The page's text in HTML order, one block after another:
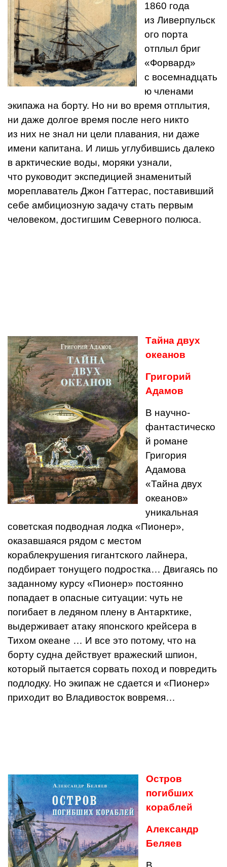
1860 года
из Ливерпульск
ого порта
отплыл бриг
«Форвард»
с восемнадцать
ю членами
экипажа на борту. Но ни во время отплытия,
ни даже долгое время после него никто
из них не знал ни цели плавания, ни даже
имени капитана. И лишь углубившись далеко
в арктические воды, моряки узнали,
что руководит экспедицией знаменитый
мореплаватель Джон Гаттерас, поставивший
себе амбициозную задачу стать первым
человеком, достигшим Северного полюса.
Тайна двух
океанов
Григорий
Адамов
В научно-
фантастическо
й романе
Григория
Адамова
«Тайна двух
океанов»
уникальная
советская подводная лодка «Пионер»,
оказавшаяся рядом с местом
кораблекрушения гигантского лайнера,
подбирает тонущего подростка… Двигаясь по
заданному курсу «Пионер» постоянно
попадает в опасные ситуации: чуть не
погибает в ледяном плену в Антарктике,
выдерживает атаку японского крейсера в
Тихом океане … И все это потому, что на
борту судна действует вражеский шпион,
который пытается сорвать поход и повредить
подлодку. Но экипаж не сдается и «Пионер»
приходит во Владивосток вовремя…
Остров
погибших
кораблей
Александр
Беляев